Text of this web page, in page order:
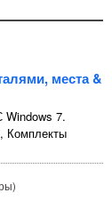
места &
Windows 7.
Комплекты
)